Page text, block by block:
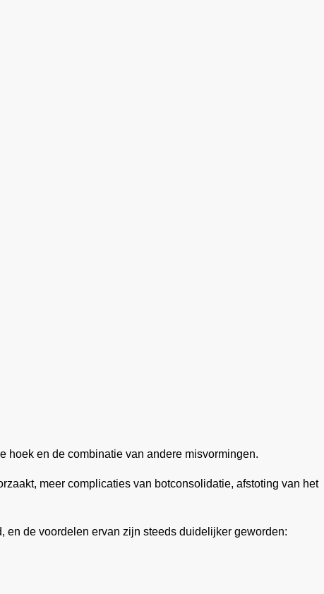
hoek en de combinatie van andere misvormingen.
meer complicaties van botconsolidatie, afstoting van het
en de voordelen ervan zijn steeds duidelijker geworden: